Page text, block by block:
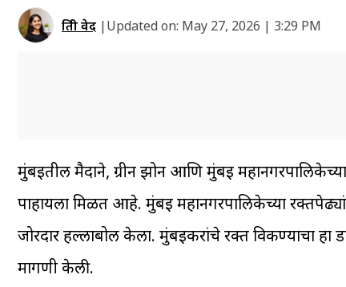
प्रिती वेद |Updated on: May 27, 2026 | 3:29 PM
मुंबईतील मैदाने, ग्रीन झोन आणि मुंबई
पाहायला मिळत आहे. मुंबई महानगरपालिकेच्या
जोरदार हल्लाबोल केला. मुंबईकरांचे रक्त विकण्याचा
मागणी केली.